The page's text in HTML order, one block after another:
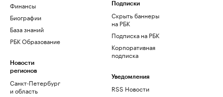
Финансы
Биографии
База знаний
РБК Образование
Новости
регионов
Санкт-Петербург
и область
Подписки
Скрыть баннеры
на РБК
Подписка на РБК
Корпоративная
подписка
Уведомления
RSS Новости